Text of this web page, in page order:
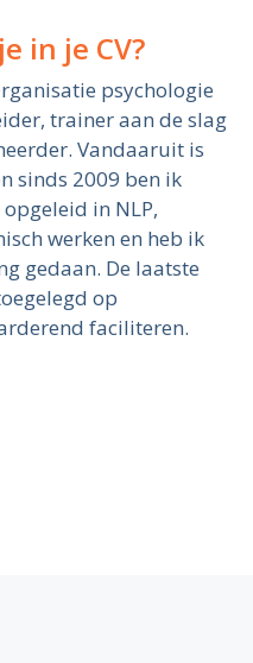
in je CV?
psychologie
trainer aan de slag
Vandaaruit is
sinds 2009 ben ik
in NLP,
werken en heb ik
gedaan. De laatste
op
faciliteren.